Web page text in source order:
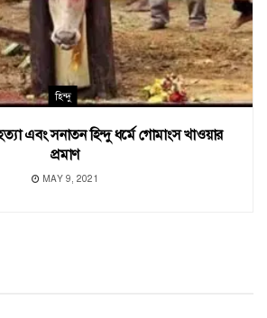
হিন্দু
এবং সনাতন হিন্দু ধর্মে গোমাংস খাওয়ার
প্রমাণ
MAY 9, 2021